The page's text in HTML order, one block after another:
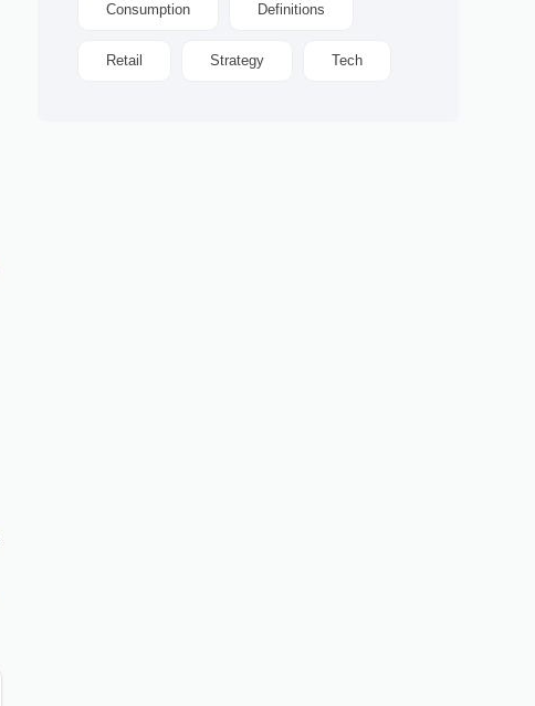
Consumption Definitions
Retail Strategy Tech